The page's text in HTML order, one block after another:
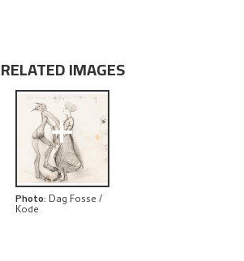
RELATED IMAGES
+
Photo: Dag Fosse /
Kode